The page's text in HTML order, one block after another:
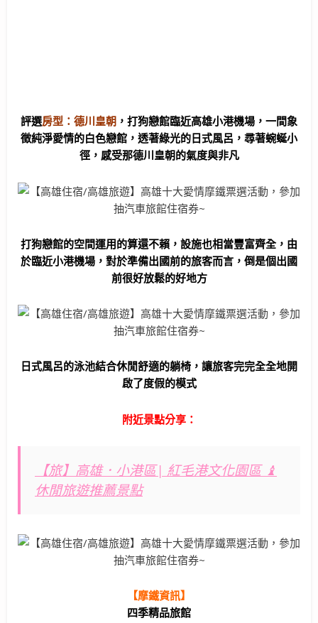
評選房型：德川皇朝 ，打狗戀館臨近高雄小港機場，一間象
徵純淨愛情的白色戀館，透著綠光的日式風呂，尋著蜿蜒小
徑，感受那德川皇朝的氣度與非凡
打狗戀館的空間運用的算還不賴，設施也相當豐富齊全，由
於臨近小港機場，對於準備出國前的旅客而言，倒是個出國
前很好放鬆的好地方
日式風呂的泳池結合休閒舒適的躺椅，讓旅客完完全全地開
啟了度假的模式
附近景點分享：
【旅】高雄．小港區| 紅毛港文化園區 ♝
休閒旅遊推薦景點
【摩鐵資訊】
四季精品旅館